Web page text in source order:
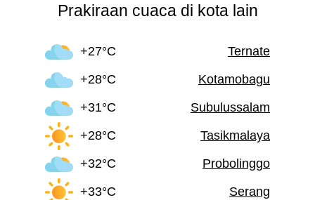
Prakiraan cuaca di kota lain
+27°C
Ternate
+28°C
Kotamobagu
+31°C
Subulussalam
+28°C
Tasikmalaya
+32°C
Probolinggo
+33°C
Serang